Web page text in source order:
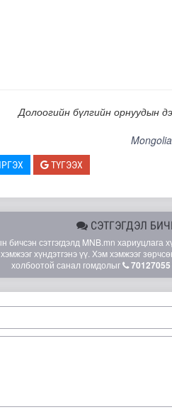
мэндэлсний 120 жилийн ойд
Долоогийн бүлгийн орнуудын
ТҮГЭЭХ
СЭТГЭГДЭЛ
сэтгэгдэлд MNB.mn хариуцлага
хүндэтгэнэ үү. Хэм хэмжээг
холбоотой санал гомдолыг
70127055